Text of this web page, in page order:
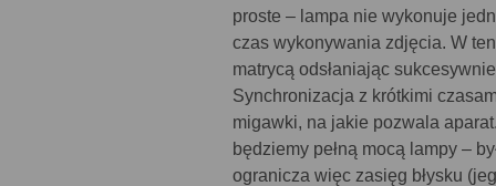
proste – lampa nie wykonuje
czas wykonywania zdjęcia. W
matrycą odsłaniając
Synchronizacja z krótkimi
migawki, na jakie pozwala
będziemy pełną mocą lampy –
ogranicza więc zasięg błysku